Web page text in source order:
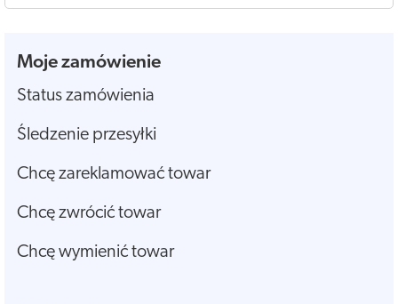
Moje zamówienie
Status zamówienia
Śledzenie przesyłki
Chcę zareklamować towar
Chcę zwrócić towar
Chcę wymienić towar